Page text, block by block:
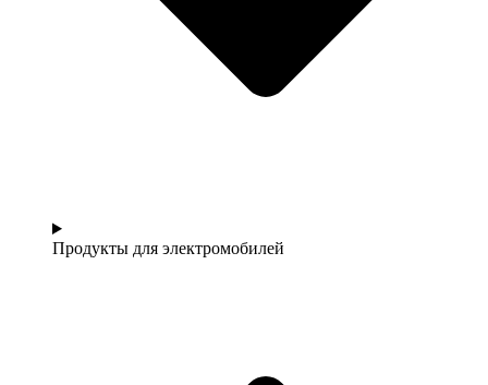
Продукты для электромобилей